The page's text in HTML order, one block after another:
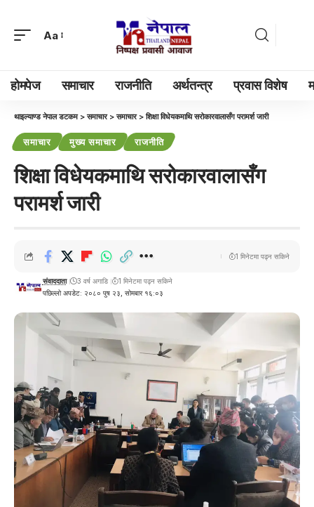
Aa
होमपेज समाचार राजनीति अर्थतन्त्र प्रवास विशेष
थाइल्याण्ड नेपाल डटकम>समाचार>समाचार>शिक्षा विधेयकमाथि सरोकारवालासँग परामर्श जारी
समाचार मुख्य समाचार राजनीति
शिक्षा विधेयकमाथि सरोकारवालासँग
परामर्श जारी
पछिल्लो अपडेट: २०८० पुष २३, सोमबार १६:०३
संवाददाता 3 वर्ष अगाडि 1 मिनेटमा पढ्न सकिने
1 मिनेटमा पढ्न सकिने